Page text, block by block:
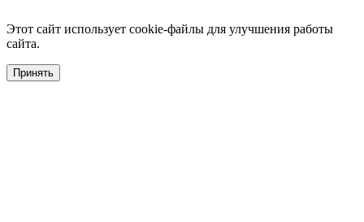
Этот сайт использует cookie-файлы для улучшения работы
сайта.
Принять